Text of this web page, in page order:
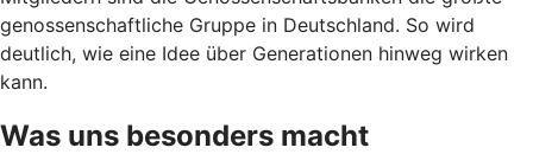
genossenschaftliche Gruppe in Deutschland. So wird
deutlich, wie eine Idee über Generationen hinweg wirken
kann.
Was uns besonders macht